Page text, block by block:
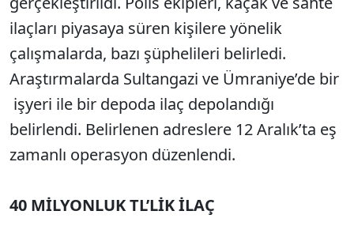
ilaçları piyasaya süren kişilere yönelik
çalışmalarda, bazı şüphelileri belirledi.
Araştırmalarda Sultangazi ve Ümraniye’de bir
işyeri ile bir depoda ilaç depolandığı
belirlendi. Belirlenen adreslere 12 Aralık’ta eş
zamanlı operasyon düzenlendi.
40 MİLYONLUK TL’LİK İLAÇ